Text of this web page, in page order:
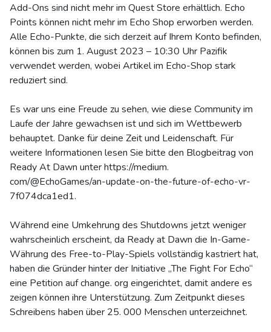
Add-Ons sind nicht mehr im Quest Store erhältlich. Echo
Points können nicht mehr im Echo Shop erworben werden.
Alle Echo-Punkte, die sich derzeit auf Ihrem Konto befinden,
können bis zum 1. August 2023 – 10:30 Uhr Pazifik
verwendet werden, wobei Artikel im Echo-Shop stark
reduziert sind.
Es war uns eine Freude zu sehen, wie diese Community im
Laufe der Jahre gewachsen ist und sich im Wettbewerb
behauptet. Danke für deine Zeit und Leidenschaft. Für
weitere Informationen lesen Sie bitte den Blogbeitrag von
Ready At Dawn unter https://medium.
com/@EchoGames/an-update-on-the-future-of-echo-vr-
7f074dca1ed1.
Während eine Umkehrung des Shutdowns jetzt weniger
wahrscheinlich erscheint, da Ready at Dawn die In-Game-
Währung des Free-to-Play-Spiels vollständig kastriert hat,
haben die Gründer hinter der Initiative „The Fight For Echo“
eine Petition auf change. org eingerichtet, damit andere es
zeigen können ihre Unterstützung. Zum Zeitpunkt dieses
Schreibens haben über 25. 000 Menschen unterzeichnet.